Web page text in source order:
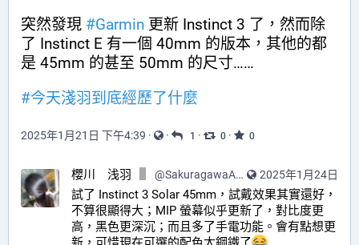
突然發現 #Garmin 更新 Instinct 3 了，然而除
了 Instinct E 有一個 40mm 的版本，其他的都
是 45mm 的甚至 50mm 的尺寸……
#今天淺羽到底經歷了什麼
2025年1月21日 下午4:39 · · 1 · 0 · 0
2025年1月24日
櫻川 浅羽 @SakuragawaAsaba@hub.sakuragawa.moe
試了 Instinct 3 Solar 45mm，試戴效果其實還好，
不算很顯得大；MIP 螢幕似乎更新了，對比度更
高，黑色更深沉；而且多了手電功能。會有點想更